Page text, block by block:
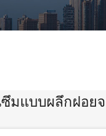
มแบบผลึกฝอย